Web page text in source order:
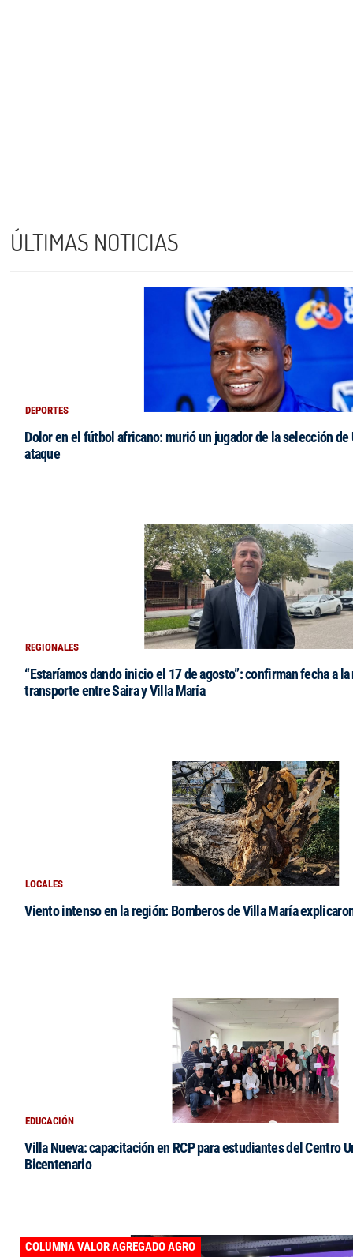
ÚLTIMAS NOTICIAS
DEPORTES
Dolor en el fútbol africano: murió un jugador de la selección
ataque
REGIONALES
“Estaríamos dando inicio el 17 de agosto”: confirman fecha a
transporte entre Saira y Villa María
LOCALES
Viento intenso en la región: Bomberos de Villa María
EDUCACIÓN
Villa Nueva: capacitación en RCP para estudiantes del Centro
Bicentenario
COLUMNA VALOR AGREGADO AGRO